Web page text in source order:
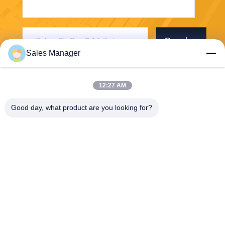
Senden
Sales Manager
12:27 AM
Good day, what product are you looking for?